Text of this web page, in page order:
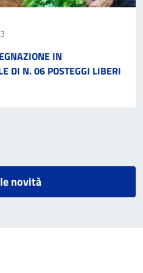
IN
DI N. 06 POSTEGGI LIBERI
novità